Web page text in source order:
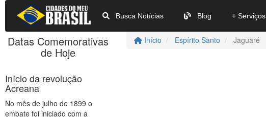
Busca Notícias Blog + Serviços
Início Espírito Santo Jaguaré
Datas Comemorativas
de Hoje
Início da revolução
Acreana
No mês de julho de 1899 o
embate foi iniciado com a